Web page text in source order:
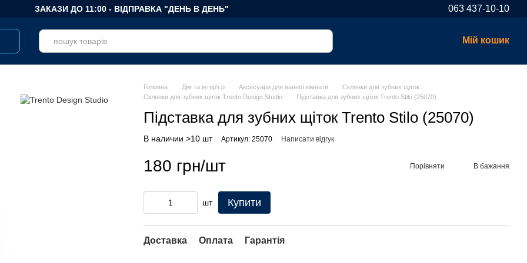
ЗАКАЗИ ДО 11:00 - ВІДПРАВКА "ДЕНЬ В ДЕНЬ" 063 437-10-10
Мій кошик
Головна Дім та інтер'єр Аксесуари для ванної кімнати
Склянки для зубних щіток
Склянки для зубних щіток Trento Design Studio
Підставка для зубних щіток Trento Stilo (25070)
Підставка для зубних щіток Trento Stilo (25070)
В наличии >10 шт Артикул: 25070 Написати відгук
180 грн/шт Порівняти В бажання
шт Купити
Доставка Оплата Гарантія